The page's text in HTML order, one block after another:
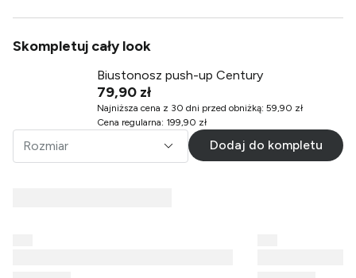
Skompletuj cały look
Biustonosz push-up Century
79,90 zł
Najniższa cena z 30 dni przed obniżką: 59,90 zł
Cena regularna: 199,90 zł
Rozmiar Dodaj do kompletu